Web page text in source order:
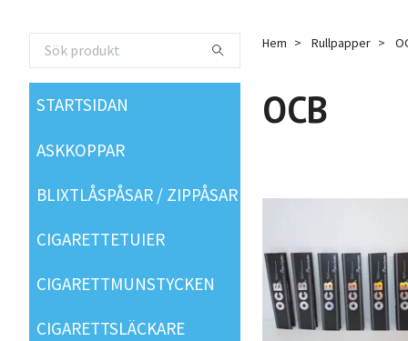
STARTSIDAN
ASKKOPPAR
BLIXTLÅSPÅSAR / ZIPPÅSAR
CIGARETTETUIER
CIGARETTMUNSTYCKEN
CIGARETTSLÄCKARE
Hem Rullpapper
OCB